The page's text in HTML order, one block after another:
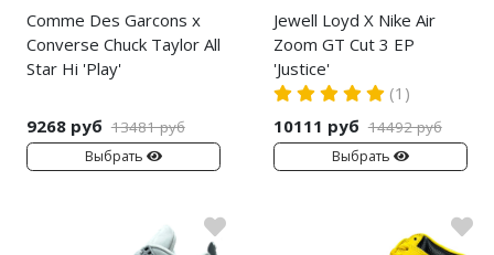
Comme Des Garcons x
Converse Chuck Taylor All
Star Hi 'Play'
9268 руб 13481 руб
Выбрать
Jewell Loyd X Nike Air
Zoom GT Cut 3 EP
'Justice'
(1)
10111 руб 14492 руб
Выбрать